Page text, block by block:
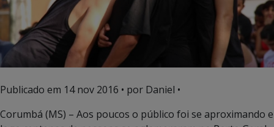
Publicado em 14 nov 2016 • por Daniel •
Corumbá (MS) – Aos poucos o público foi se aproximando e